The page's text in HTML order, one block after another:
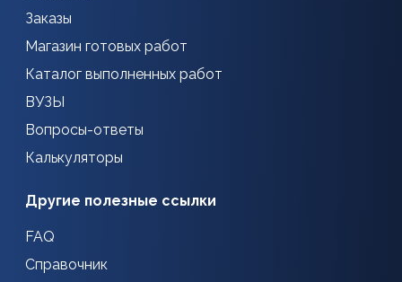
Заказы
Магазин готовых работ
Каталог выполненных работ
ВУЗЫ
Вопросы-ответы
Калькуляторы
Другие полезные ссылки
FAQ
Справочник